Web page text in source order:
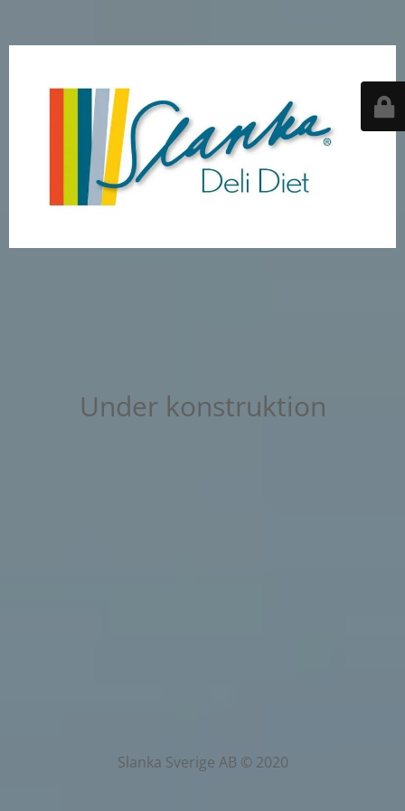
Under konstruktion
Slanka Sverige AB © 2020